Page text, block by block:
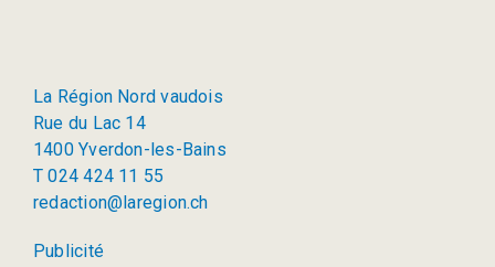
La Région Nord vaudois
Rue du Lac 14
1400 Yverdon-les-Bains
T 024 424 11 55
redaction@laregion.ch
Publicité